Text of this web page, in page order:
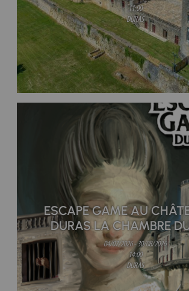
11:00
DURAS
ESCAPE GAME AU
DURAS LA CHAMBRE
04/07/2026 - 30/08/2026
14:00
DURAS